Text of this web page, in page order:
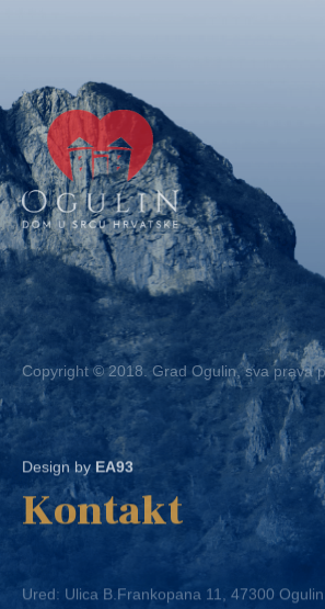
Copyright © 2018. Grad Ogulin, sva prava
Design by EA93
Kontakt
Telefon:+ 385 47 522 612